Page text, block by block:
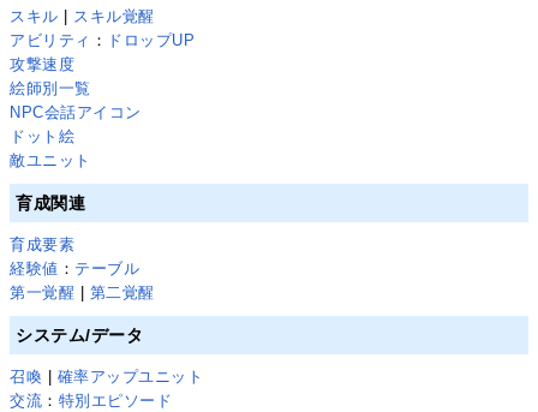
スキル
スキル覚醒
アビリティ ： ドロップUP
攻撃速度
絵師別一覧
NPC会話アイコン
ドット絵
敵ユニット
育成関連
育成要素
経験値 ： テーブル
第一覚醒
第二覚醒
システム/データ
召喚
確率アップユニット
交流 ： 特別エピソード